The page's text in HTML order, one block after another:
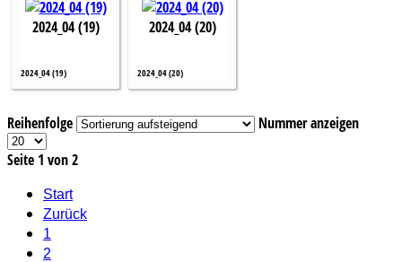
2024_04 (19)
2024_04 (19)
2024_04 (20)
2024_04 (20)
Reihenfolge
Nummer anzeigen
Seite 1 von 2
Start
Zurück
1
2